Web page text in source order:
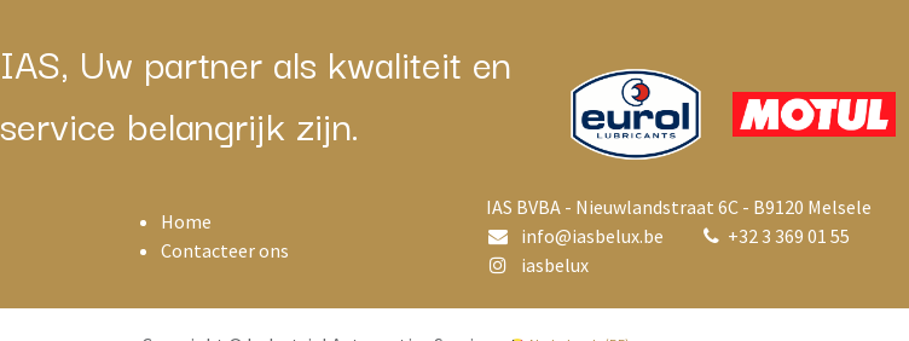
IAS, Uw partner als kwaliteit en
service belangrijk zijn.
Home
Contacteer ons
IAS BVBA - Nieuwlandstraat 6C - B9120 Melsele
info@iasbelux.be +32 3 369 01 55
iasbelux